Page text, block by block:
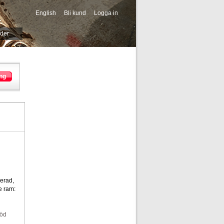
English Bli kund Logga in
-->
ram: